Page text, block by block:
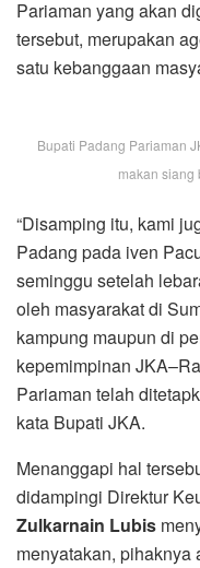
Pariaman yang akan
tersebut, merupakan
satu kebanggaan
Bupati Padang Pariaman
makan siang
“Disamping itu, kami
Padang pada iven
seminggu setelah
oleh masyarakat di
kampung maupun di
kepemimpinan
Pariaman telah
kata Bupati JKA.
Menanggapi hal
didampingi Direktur
Zulkarnain Lubis
menyatakan,